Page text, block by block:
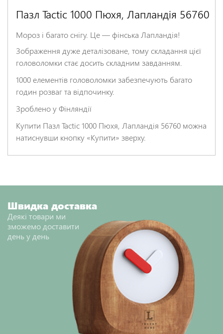
Пазл Tactic 1000 Пюхя, Лапландія 56760
Мороз і багато снігу. Це — фінська Лапландія!
Зображення дуже деталізоване, тому складання цієї
головоломки стає досить складним завданням.
1000 елементів головоломки забезпечують багато
годин розваг та відпочинку.
Зроблено у Фінляндії
Купити Пазл Tactic 1000 Пюхя, Лапландія 56760 можна
натиснувши кнопку «Купити» зверху.
Залишіть відгук про цей товар першими
*
Заголовок відгуку
Відгук
Швидка доставка
Деякі товари ми
зможемо доставити
день у день